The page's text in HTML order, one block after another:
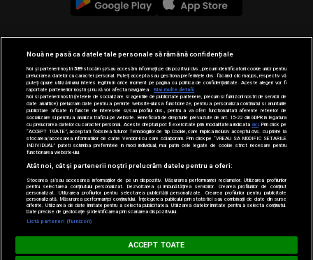
© 2019-2026 DOGAN MEDIA INTERNATIONAL SA, Toate
drepturile rezervate.
MUSIC NON STOP
Nouă ne pasă ca datele tale personale să rămână confidențiale
Noi și partenerii noștri589stocăm și/sau accesăm informații pe dispozitivul dvs., precum identificatorii cookie unici pentru
prelucrarea datelor cu caracter personal. Puteți accepta sau gestiona preferințele dvs. făcând clic mai jos, respectiv vă
puteți opune utilizării unui interes legitim în orice moment pe pagina cu politica de confidențialitate. Aceste alegeri vor fi
raportate partenerilor noștri și nu vă vor afecta navigarea.
Mai multe detalii
Noi si partenerii nostri (retelele de socializare si agentiile de publicitate partenere, precum si furnizorii nostri de servicii de
date analitice) prelucram date pentru a permite website-ului sa functioneze, pentru a personaliza continutul si anunturile
publicitare afisate in functie de interesele si/sau profilul dvs., pentru a va oferi functionalitati aferente retelelor de
socializare si pentru a analiza traficul pe website. Beneficiati de drepturile prevazute de art. 15-22 din GDPR in legatura
cu prelucrarea datelor cu caracter personal. Aceste drepturi pot fi exercitate prin modalitatea indicataaici . Prin click pe
“ACCEPT TOATE”, acceptati folosirea tuturor Tehnologiilor de tip Cookie, care implica inclusiv acceptul dvs. cu privire la
stocarea/accesarea informatiilor de catre Vendor-ii cu care colaboram. Prin click pe “VREAU SA MODIFIC SETARILE
INDIVIDUAL” puteti schimba preferintele in mod individual, mai putin cele legate de cookie strict necesare pentru
functionarea website-ului.
Atât noi, cât și partenerii noștri prelucrăm datele pentru a oferi:
Stocarea și/sau accesarea informațiilor de pe un dispozitiv. Măsurarea performanței reclamelor. Utilizarea profilurilor
pentru selectarea conținutului personalizat. Dezvoltarea și îmbunătățirea serviciilor. Crearea profilurilor de conținut
personalizat. Utilizarea profilurilor pentru selectarea publicității personalizate. Crearea profilurilor pentru publicitate
personalizată. Măsurarea performanței conținutului. Înțelegerea publicului prin statistici sau combinații de date din surse
diferite. Utilizarea de date limitate pentru a selecta publicitatea. Utilizarea datelor limitate pentru a selecta conținutul.
Date precise de geolocație și identificarea prin scanarea dispozitivului.
Listă parteneri (furnizori)
ACCEPT TOATE